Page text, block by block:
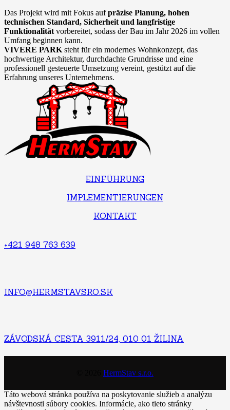
Das Projekt wird mit Fokus auf präzise Planung, hohen
technischen Standard, Sicherheit und langfristige
Funktionalität vorbereitet, sodass der Bau im Jahr 2026 im vollen
Umfang beginnen kann.
VIVERE PARK steht für ein modernes Wohnkonzept, das
hochwertige Architektur, durchdachte Grundrisse und eine
professionell gesteuerte Umsetzung vereint, gestützt auf die
Erfahrung unseres Unternehmens.
EINFÜHRUNG
IMPLEMENTIERUNGEN
KONTAKT
+421 948 763 639
INFO@HERMSTAVSRO.SK
ZÁVODSKÁ CESTA 3911/24, 010 01 ŽILINA
HermStav s.r.o.
Táto webová stránka používa na poskytovanie služieb a analýzu
návštevnosti súbory cookies. Informácie, ako tieto stránky